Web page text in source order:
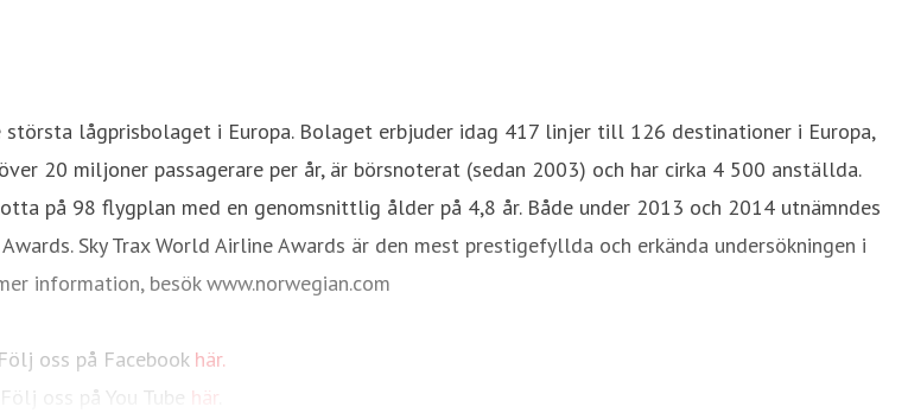
lågprisbolaget i Europa. Bolaget erbjuder idag 417 linjer till 126 destinationer i Europa,
20 miljoner passagerare per år, är börsnoterat (sedan 2003) och har cirka 4 500 anställda.
på 98 flygplan med en genomsnittlig ålder på 4,8 år. Både under 2013 och 2014 utnämndes
Sky Trax World Airline Awards är den mest prestigefyllda och erkända undersökningen i
information, besök www.norwegian.com
Följ oss på Facebook här.
Följ oss på You Tube här.